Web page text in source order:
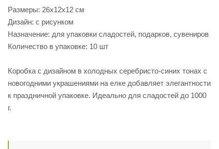
Размеры: 26х12х12 см
Дизайн: с рисунком
Назначение: для упаковки сладостей, подарков, сувениров
Количество в упаковке: 10 шт
Коробка с дизайном в холодных серебристо-синих тонах с
новогодними украшениями на елке добавляет элегантности
к праздничной упаковке. Идеально для сладостей до 1000
г.